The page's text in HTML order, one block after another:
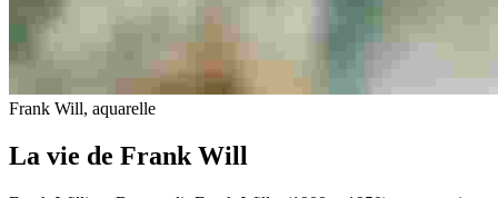
Frank Will, aquarelle
La vie de Frank Will